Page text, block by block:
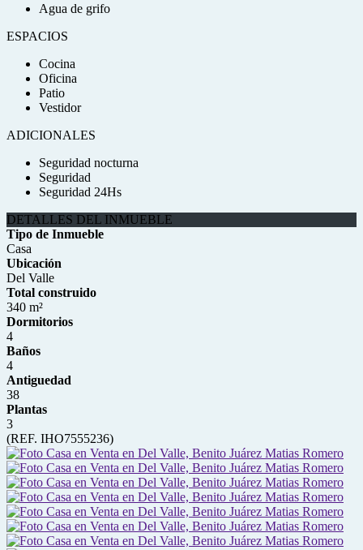
Agua de grifo
ESPACIOS
Cocina
Oficina
Patio
Vestidor
ADICIONALES
Seguridad nocturna
Seguridad
Seguridad 24Hs
DETALLES DEL INMUEBLE
Tipo de Inmueble
Casa
Ubicación
Del Valle
Total construido
340 m²
Dormitorios
4
Baños
4
Antiguedad
38
Plantas
3
(REF. IHO7555236)